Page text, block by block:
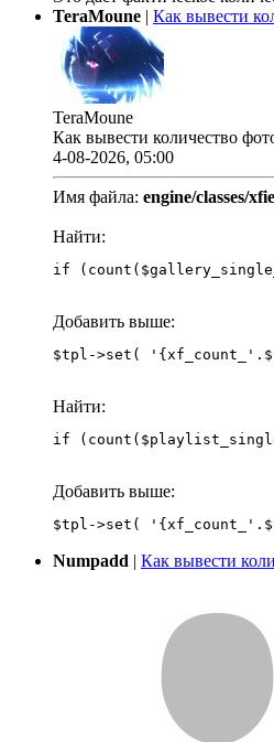
TeraMoune | Как вывести
TeraMoune
Как вывести количество
4-08-2026, 05:00
Имя файла: engine/classes/
Найти:
if
Добавить выше:
Найти:
if
Добавить выше:
Numpadd | Как вывести